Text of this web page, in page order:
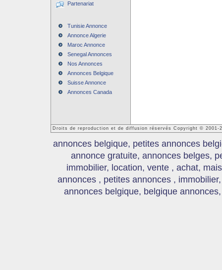
Partenariat
Tunisie Annonce
Annonce Algerie
Maroc Annonce
Senegal Annonces
Nos Annonces
Annonces Belgique
Suisse Annonce
Annonces Canada
Droits de reproduction et de diffusion réservés Copyright © 2001-
annonces belgique, petites annonces
annonce gratuite, annonces belges,
immobilier, location, vente , achat,
annonces , petites annonces ,
annonces belgique, belgique